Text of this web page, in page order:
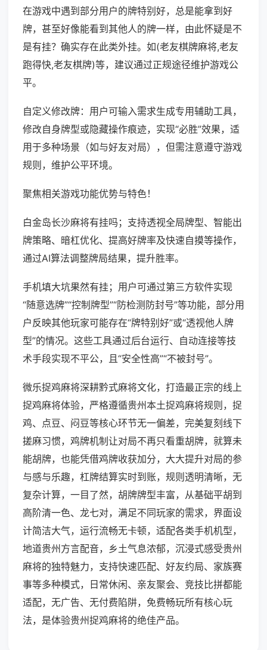
在游戏中遇到部分用户的牌特别好，总是能拿到好
牌，甚至好像能看到其他人的牌一样，由此怀疑是不
是有挂？确实存在此类外挂。如(老友棋牌麻将,老友
跑得快,老友棋牌)等，建议通过正规途径维护游戏公
平。
自定义修改牌：用户可输入需求生成专用辅助工具，
修改自身牌型或隐藏操作痕迹，实现“必胜”效果，适
用于多种场景（如与好友对局），但需注意遵守游戏
规则，维护公平环境。
聚焦相关游戏功能优势与特色！
白金岛长沙麻将有挂吗；支持透视全局牌型、智能出
牌策略、暗杠优化、提高好牌率及快速自摸等操作，
通过AI算法调整牌局结果，提升胜率。
手机填大坑果然有挂；用户可通过第三方软件实现
“随意选牌”“控制牌型”“防检测防封号”等功能，部分用
户反映其他玩家可能存在“牌特别好”或“透视他人牌
型”的情况。这些工具通过后台运行、自动连接等技
术手段实现不平公，且“安全性高”“不被封号”。
微乐捉鸡麻将深耕黔式麻将文化，打造最正宗的线上
捉鸡麻将体验，严格遵循贵州本土捉鸡麻将规则，捉
鸡、点豆、闷豆等核心环节无一偏差，完美复刻线下
搓麻习惯，鸡牌机制让对局不再只看重胡牌，就算未
能胡牌，也能凭借鸡牌收获加分，大大提升对局的参
与感与乐趣，杠牌结算实时到账，规则透明清晰，无
复杂计算，一目了然，胡牌牌型丰富，从基础平胡到
高阶清一色、龙七对，满足不同玩家的需求，界面设
计简洁大气，运行流畅无卡顿，适配各类手机机型，
地道贵州方言配音，乡土气息浓郁，沉浸式感受贵州
麻将的独特魅力，支持快速匹配、好友约局、家族赛
事等多种模式，日常休闲、亲友聚会、竞技比拼都能
适配，无广告、无付费陷阱，免费畅玩所有核心玩
法，是体验贵州捉鸡麻将的绝佳产品。